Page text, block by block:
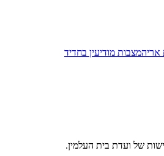
אריהמצבות מודיעין בחדיד
של ועדת בית העלמין.